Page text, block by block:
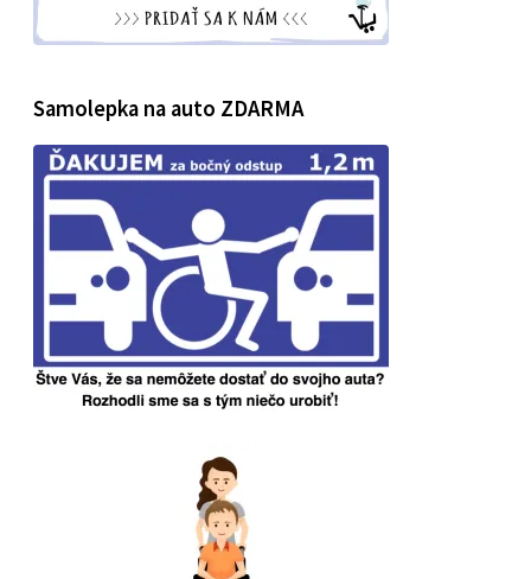
Samolepka na auto ZDARMA